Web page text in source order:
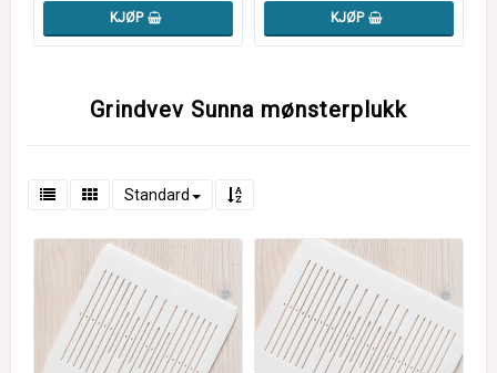
KJØP KJØP
Grindvev Sunna mønsterplukk
Standard